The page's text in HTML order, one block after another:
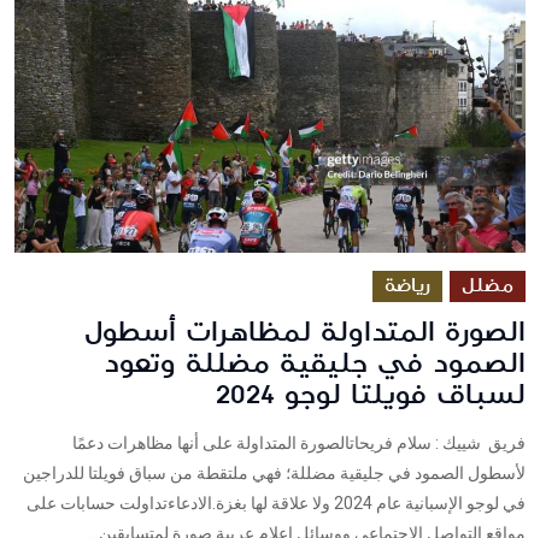
مضلل رياضة
الصورة المتداولة لمظاهرات أسطول
الصمود في جليقية مضللة وتعود
لسباق فويلتا لوجو 2024
فريق شييك : سلام فريحاتالصورة المتداولة على أنها مظاهرات دعمًا
لأسطول الصمود في جليقية مضللة؛ فهي ملتقطة من سباق فويلتا للدراجين
في لوجو الإسبانية عام 2024 ولا علاقة لها بغزة.الادعاءتداولت حسابات على
مواقع التواصل الاجتماعي ووسائل إعلام عربية صورة لمتسابقين...